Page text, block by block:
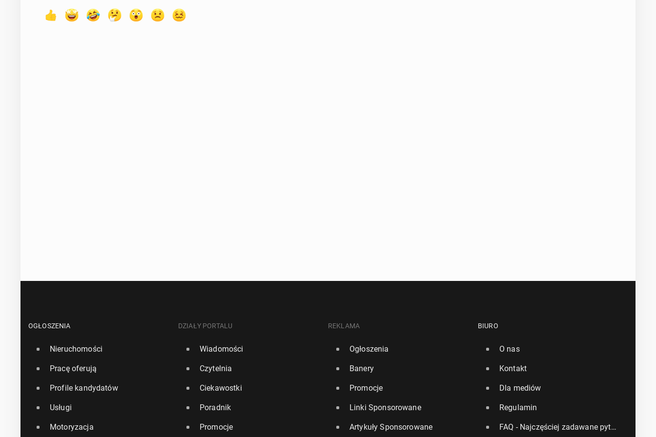
OGŁOSZENIA
Nieruchomości
Pracę oferują
Profile kandydatów
Usługi
Motoryzacja
DZIAŁY PORTALU
Wiadomości
Czytelnia
Ciekawostki
Poradnik
Promocje
REKLAMA
Ogłoszenia
Banery
Promocje
Linki Sponsorowane
Artykuły Sponsorowane
BIURO
O nas
Kontakt
Dla mediów
Regulamin
FAQ - Najczęściej zadawane pytania